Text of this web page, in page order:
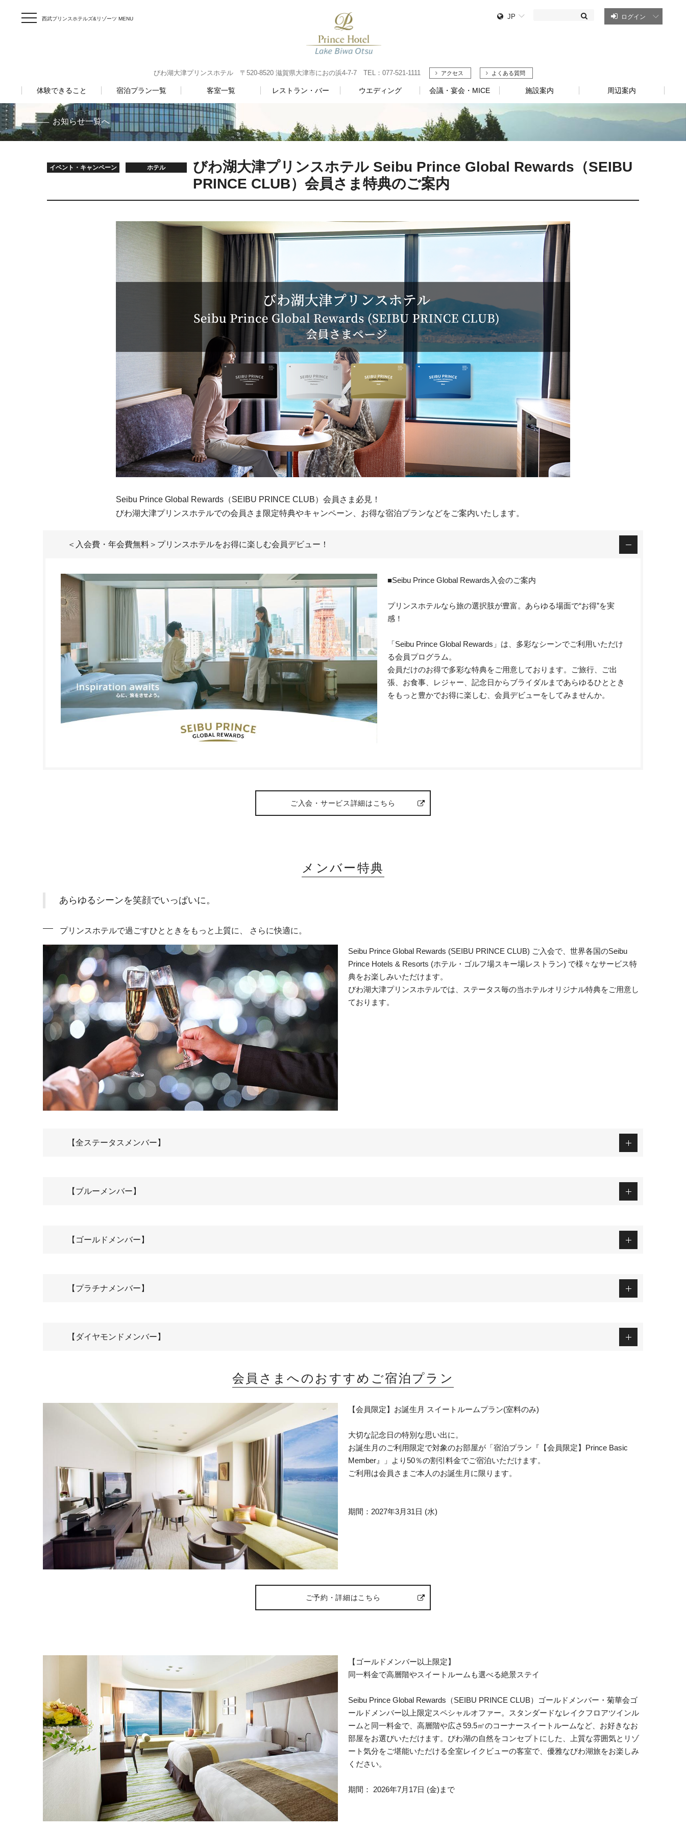
西武プリンスホテルズ&リゾーツ MENU JP ログイン
びわ湖大津プリンスホテル 〒520-8520 滋賀県大津市におの浜4-7-7 TEL：077-521-1111 アクセス よくある質問
体験できること 宿泊プラン一覧 客室一覧 レストラン・バー ウエディング 会議・宴会・MICE 施設案内 周辺案内
お知らせ一覧へ
イベント・キャンペーン ホテル
びわ湖大津プリンスホテル Seibu Prince Global Rewards（SEIBU
PRINCE CLUB）会員さま特典のご案内
Seibu Prince Global Rewards（SEIBU PRINCE CLUB）会員さま必見！
びわ湖大津プリンスホテルでの会員さま限定特典やキャンペーン、お得な宿泊プランなどをご案内いたします。
＜入会費・年会費無料＞プリンスホテルをお得に楽しむ会員デビュー！
■Seibu Prince Global Rewards入会のご案内
プリンスホテルなら旅の選択肢が豊富。あらゆる場面で“お得”を実
感！
「Seibu Prince Global Rewards」は、多彩なシーンでご利用いただけ
る会員プログラム。
会員だけのお得で多彩な特典をご用意しております。ご旅行、ご出
張、お食事、レジャー、記念日からブライダルまであらゆるひととき
をもっと豊かでお得に楽しむ、会員デビューをしてみませんか。
ご入会・サービス詳細はこちら
メンバー特典
あらゆるシーンを笑顔でいっぱいに。
プリンスホテルで過ごすひとときをもっと上質に、 さらに快適に。
Seibu Prince Global Rewards (SEIBU PRINCE CLUB) ご入会で、世界各国のSeibu
Prince Hotels & Resorts (ホテル・ゴルフ場スキー場レストラン) で様々なサービス特
典をお楽しみいただけます。
びわ湖大津プリンスホテルでは、ステータス毎の当ホテルオリジナル特典をご用意し
ております。
【全ステータスメンバー】
【ブルーメンバー】
【ゴールドメンバー】
【プラチナメンバー】
【ダイヤモンドメンバー】
会員さまへのおすすめご宿泊プラン
【会員限定】お誕生月 スイートルームプラン(室料のみ)
大切な記念日の特別な思い出に。
お誕生月のご利用限定で対象のお部屋が「宿泊プラン『【会員限定】Prince Basic
Member』」より50％の割引料金でご宿泊いただけます。
ご利用は会員さまご本人のお誕生月に限ります。
期間：2027年3月31日 (水)
ご予約・詳細はこちら
【ゴールドメンバー以上限定】
同一料金で高層階やスイートルームも選べる絶景ステイ
Seibu Prince Global Rewards（SEIBU PRINCE CLUB）ゴールドメンバー・菊華会ゴ
ールドメンバー以上限定スペシャルオファー。スタンダードなレイクフロアツインル
ームと同一料金で、高層階や広さ59.5㎡のコーナースイートルームなど、お好きなお
部屋をお選びいただけます。びわ湖の自然をコンセプトにした、上質な雰囲気とリゾ
ート気分をご堪能いただける全室レイクビューの客室で、優雅なびわ湖旅をお楽しみ
ください。
期間： 2026年7月17日 (金)まで